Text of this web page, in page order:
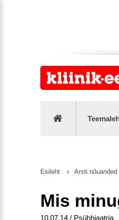
Esileht Arsti nõuanded
Mis
10.07.14 / Psühhiaatria